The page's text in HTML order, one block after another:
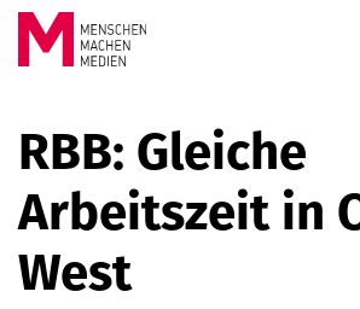
Springe zum Inhalt
MACHEN
MEDIEN
RBB: Gleiche
Arbeitszeit in
West